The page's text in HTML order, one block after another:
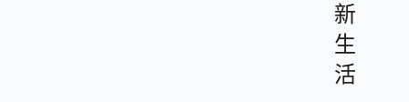
新
生
活